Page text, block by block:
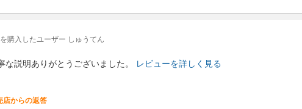
を購入したユーザー しゅうてん
な説明ありがとうございました。 レビューを詳しく見る
店からの返答